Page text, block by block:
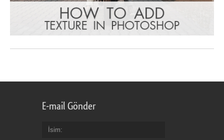
E-mail Gönder
İsim